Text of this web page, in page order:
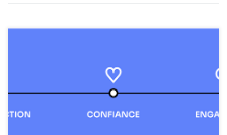
L’engagement utilisateur : la clé d’une expérience numérique
réussie Dans le monde numérique d’aujourd’hui, où les utilisateurs
sont constamment sollicités par une multitude de sites web et
d’applications, l’engagement utilisateur est devenu un élément
ce que l’engagement utilisateur et pourquoi est-il […]